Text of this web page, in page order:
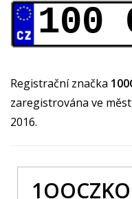
100
Registrační značka
zaregistrována ve
2016.